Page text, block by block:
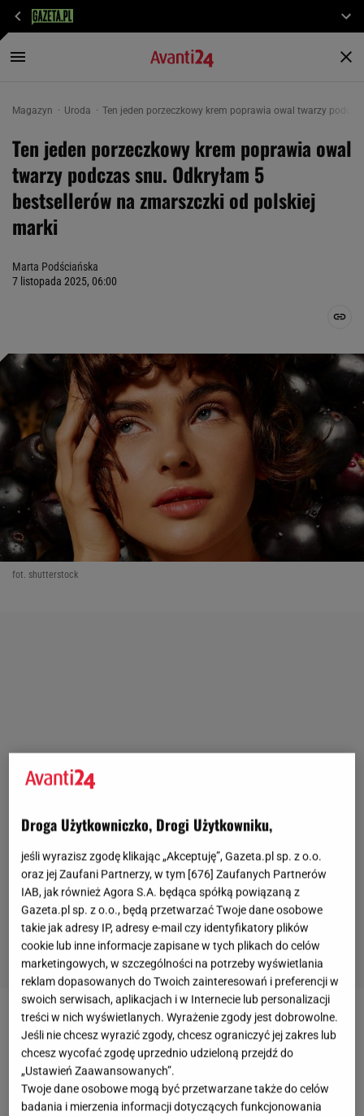
Magazyn Uroda Ten jeden porzeczkowy krem poprawia owal twarzy
Ten jeden porzeczkowy krem poprawia owal
twarzy podczas snu. Odkryłam 5
bestsellerów na zmarszczki od polskiej
marki
Marta Podściańska
7 listopada 2025, 06:00
fot. shutterstock
Droga Użytkowniczko, Drogi Użytkowniku,
jeśli wyrazisz zgodę klikając „Akceptuję”, Gazeta.pl sp. z o.o.
oraz jej Zaufani Partnerzy, w tym [676] Zaufanych Partnerów
IAB, jak również Agora S.A. będąca spółką powiązaną z
Gazeta.pl sp. z o.o., będą przetwarzać Twoje dane osobowe
takie jak adresy IP, adresy e-mail czy identyfikatory plików
cookie lub inne informacje zapisane w tych plikach do celów
marketingowych, w szczególności na potrzeby wyświetlania
reklam dopasowanych do Twoich zainteresowań i preferencji w
swoich serwisach, aplikacjach i w Internecie lub personalizacji
treści w nich wyświetlanych. Wyrażenie zgody jest dobrowolne.
Jeśli nie chcesz wyrazić zgody, chcesz ograniczyć jej zakres lub
chcesz wycofać zgodę uprzednio udzieloną przejdź do
„Ustawień Zaawansowanych”.
Twoje dane osobowe mogą być przetwarzane także do celów
badania i mierzenia informacji dotyczących funkcjonowania